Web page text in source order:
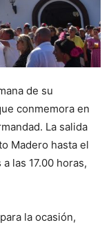
de su
conmemora en
La salida
Madero hasta el
las 17.00 horas,
la ocasión,